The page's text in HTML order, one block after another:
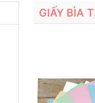
GIẤY BÌA